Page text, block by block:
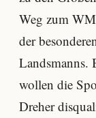
Weg zum
der
Landsmanns.
wollen die
Dreher